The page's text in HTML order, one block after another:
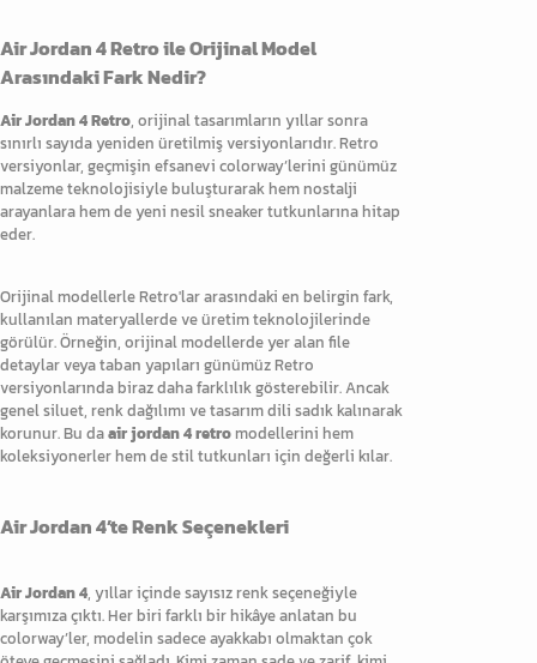
Air Jordan 4 Retro ile Orijinal Model
Arasındaki Fark Nedir?
Air Jordan 4 Retro, orijinal tasarımların yıllar sonra
sınırlı sayıda yeniden üretilmiş versiyonlarıdır. Retro
versiyonlar, geçmişin efsanevi colorway’lerini günümüz
malzeme teknolojisiyle buluşturarak hem nostalji
arayanlara hem de yeni nesil sneaker tutkunlarına hitap
eder.
Orijinal modellerle Retro'lar arasındaki en belirgin fark,
kullanılan materyallerde ve üretim teknolojilerinde
görülür. Örneğin, orijinal modellerde yer alan file
detaylar veya taban yapıları günümüz Retro
versiyonlarında biraz daha farklılık gösterebilir. Ancak
genel siluet, renk dağılımı ve tasarım dili sadık kalınarak
korunur. Bu daair jordan 4 retromodellerini hem
koleksiyonerler hem de stil tutkunları için değerli kılar.
Air Jordan 4’te Renk Seçenekleri
Air Jordan 4, yıllar içinde sayısız renk seçeneğiyle
karşımıza çıktı. Her biri farklı bir hikâye anlatan bu
colorway’ler, modelin sadece ayakkabı olmaktan çok